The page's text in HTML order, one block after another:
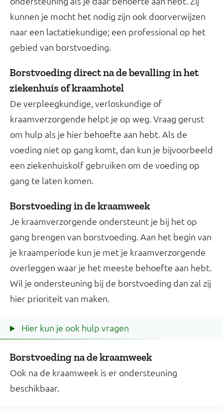
kunnen je mocht het nodig zijn ook doorverwijzen
naar een lactatiekundige; een professional op het
gebied van borstvoeding.
Borstvoeding direct na de bevalling in het
ziekenhuis of kraamhotel
De verpleegkundige, verloskundige of
kraamverzorgende helpt je op weg. Vraag gerust
om hulp als je hier behoefte aan hebt. Als de
voeding niet op gang komt, dan kun je bijvoorbeeld
een ziekenhuiskolf gebruiken om de voeding op
gang te laten komen.
Borstvoeding in de kraamweek
Je kraamverzorgende ondersteunt je bij het op
gang brengen van borstvoeding. Aan het begin van
je kraamperiode kun je met je kraamverzorgende
overleggen waar je het meeste behoefte aan hebt.
Wil je ondersteuning bij de borstvoeding dan zal zij
hier prioriteit van maken.
Hier kun je ook hulp vragen
Borstvoeding na de kraamweek
Ook na de kraamweek is er ondersteuning
beschikbaar.